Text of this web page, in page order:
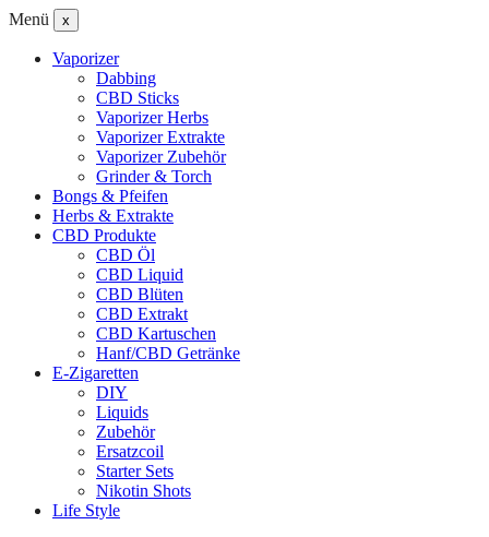
Menü x
Vaporizer
Dabbing
CBD Sticks
Vaporizer Herbs
Vaporizer Extrakte
Vaporizer Zubehör
Grinder & Torch
Bongs & Pfeifen
Herbs & Extrakte
CBD Produkte
CBD Öl
CBD Liquid
CBD Blüten
CBD Extrakt
CBD Kartuschen
Hanf/CBD Getränke
E-Zigaretten
DIY
Liquids
Zubehör
Ersatzcoil
Starter Sets
Nikotin Shots
Life Style